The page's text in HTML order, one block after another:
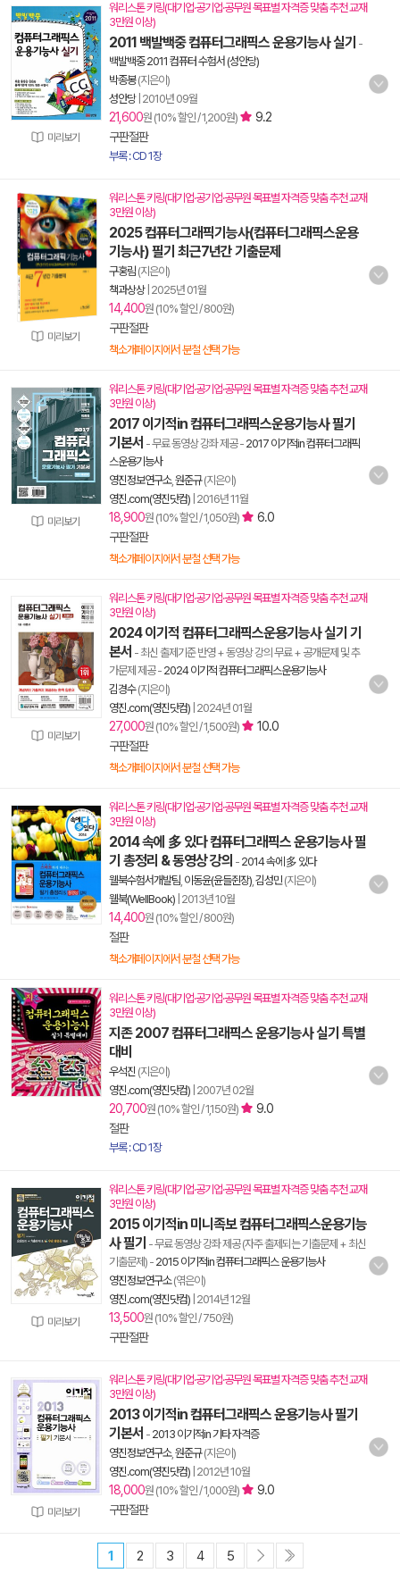
미리보기
워리스톤 키링(대기업·공기업·공무원 목표별 자격증 맞춤 추천 교재
3만원 이상)
2011 백발백중 컴퓨터그래픽스 운용기능사 실기 -
백발백중 2011 컴퓨터 수험서 (성안당)
박종봉(지은이)
성안당| 2010년 09월
21,600원 (10% 할인 / 1,200원)
9.2
구판절판
부록 : CD 1장
미리보기
워리스톤 키링(대기업·공기업·공무원 목표별 자격증 맞춤 추천 교재
3만원 이상)
2025 컴퓨터그래픽기능사(컴퓨터그래픽스운용
기능사) 필기 최근7년간 기출문제
구홍림 (지은이)
책과상상| 2025년 01월
14,400원 (10% 할인 / 800원)
구판절판
책소개페이지에서 분철 선택 가능
미리보기
워리스톤 키링(대기업·공기업·공무원 목표별 자격증 맞춤 추천 교재
3만원 이상)
2017 이기적in 컴퓨터그래픽스운용기능사 필기
기본서 - 무료 동영상 강좌 제공- 2017 이기적in 컴퓨터그래픽
스운용기능사
영진정보연구소, 원준규(지은이)
영진.com(영진닷컴) 2016년 11월
18,900원 (10% 할인 / 1,050원)
6.0
구판절판
책소개페이지에서 분철 선택 가능
미리보기
워리스톤 키링(대기업·공기업·공무원 목표별 자격증 맞춤 추천 교재
3만원 이상)
2024 이기적 컴퓨터그래픽스운용기능사 실기 기
본서 - 최신 출제기준 반영 + 동영상 강의 무료 + 공개문제 및 추
가문제 제공- 2024 이기적 컴퓨터그래픽스운용기능사
김경수(지은이)
영진.com(영진닷컴) 2024년 01월
27,000원 (10% 할인 / 1,500원)
10.0
구판절판
책소개페이지에서 분철 선택 가능
워리스톤 키링(대기업·공기업·공무원 목표별 자격증 맞춤 추천 교재
3만원 이상)
2014 속에 多 있다 컴퓨터그래픽스 운용기능사 필
기 총정리 & 동영상 강의 - 2014 속에 多 있다
웰북수험서개발팀 이동윤(윤들쥔장) 김성민(지은이)
웰북(WellBook) 2013년 10월
14,400원 (10% 할인 / 800원)
절판
책소개페이지에서 분철 선택 가능
워리스톤 키링(대기업·공기업·공무원 목표별 자격증 맞춤 추천 교재
3만원 이상)
지존 2007 컴퓨터그래픽스 운용기능사 실기 특별
대비
우석진 (지은이)
영진.com(영진닷컴) 2007년 02월
20,700원 (10% 할인 / 1,150원)
9.0
절판
부록 : CD 1장
미리보기
워리스톤 키링(대기업·공기업·공무원 목표별 자격증 맞춤 추천 교재
3만원 이상)
2015 이기적in 미니족보 컴퓨터그래픽스운용기능
사 필기 - 무료 동영상 강좌 제공 (자주 출제되는 기출문제 + 최신
기출문제) - 2015 이기적in 컴퓨터그래픽스 운용기능사
영진정보연구소(엮은이)
영진.com(영진닷컴) 2014년 12월
13,500원 (10% 할인 / 750원)
구판절판
미리보기
워리스톤 키링(대기업·공기업·공무원 목표별 자격증 맞춤 추천 교재
3만원 이상)
2013 이기적in 컴퓨터그래픽스 운용기능사 필기
기본서 - 2013 이기적in 기타 자격증
영진정보연구소, 원준규(지은이)
영진.com(영진닷컴) 2012년 10월
18,000원 (10% 할인 / 1,000원)
9.0
구판절판
1 2 3 4 5